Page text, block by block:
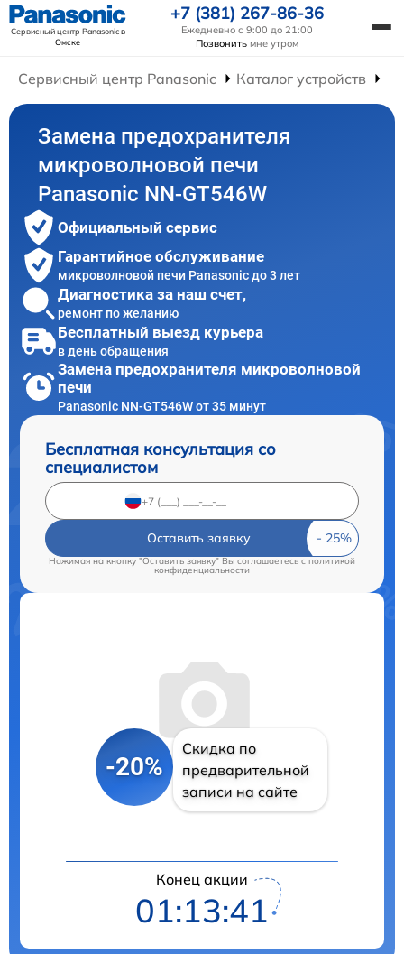
Сервисный центр Panasonicв
Омске
+7 (381) 267-86-36
Ежедневно с 9:00 до 21:00
Позвонить мне утром
Сервисный центр Panasonic Каталог устройств
Замена предохранителя
микроволновой печи
Panasonic NN-GT546W
Официальный сервис
Гарантийное обслуживание
микроволновой печи Panasonic до 3 лет
Диагностика за наш счет,
ремонт по желанию
Бесплатный выезд курьера
в день обращения
Замена предохранителя микроволновой
печи
Panasonic NN-GT546W от 35 минут
Бесплатная консультация со
специалистом
Оставить заявку
Нажимая на кнопку "Оставить заявку" Вы соглашаетесь cполитикой
конфиденциальности
-20%
Скидка по
предварительной
записи на сайте
Конец акции
01:13:40